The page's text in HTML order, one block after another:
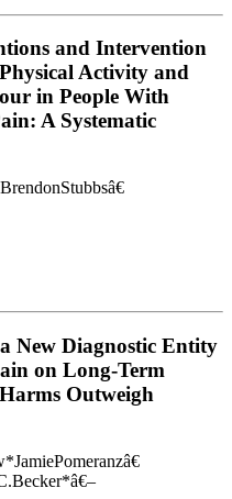
and Intervention
Activity and
in People With
A Systematic
New Diagnostic Entity
on Long-Term
Outweigh